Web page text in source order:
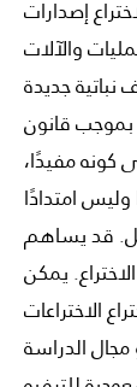
إصدارات
والآلات
نباتية جديدة
بموجب قانون
كونه مفيدًا،
وليس امتدادًا
قد يساهم
يمكن
الاختراعات
الدراسة